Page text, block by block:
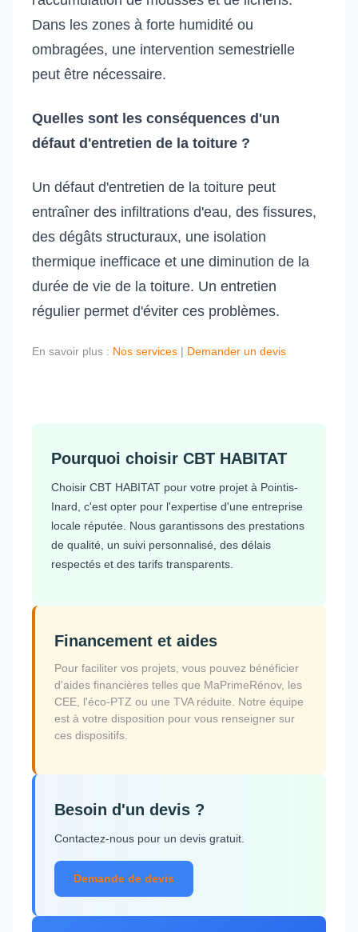
Dans les zones à forte humidité ou
ombragées, une intervention semestrielle
peut être nécessaire.
Quelles sont les conséquences d'un
défaut d'entretien de la toiture ?
Un défaut d'entretien de la toiture peut
entraîner des infiltrations d'eau, des fissures,
des dégâts structuraux, une isolation
thermique inefficace et une diminution de la
durée de vie de la toiture. Un entretien
régulier permet d'éviter ces problèmes.
En savoir plus : Nos services | Demander un devis
Pourquoi choisir CBT HABITAT
Choisir CBT HABITAT pour votre projet à Pointis-
Inard, c'est opter pour l'expertise d'une entreprise
locale réputée. Nous garantissons des prestations
de qualité, un suivi personnalisé, des délais
respectés et des tarifs transparents.
Financement et aides
Pour faciliter vos projets, vous pouvez bénéficier
d'aides financières telles que MaPrimeRénov, les
CEE, l'éco-PTZ ou une TVA réduite. Notre équipe
est à votre disposition pour vous renseigner sur
ces dispositifs.
Besoin d'un devis ?
Contactez-nous pour un devis gratuit.
Demande de devis